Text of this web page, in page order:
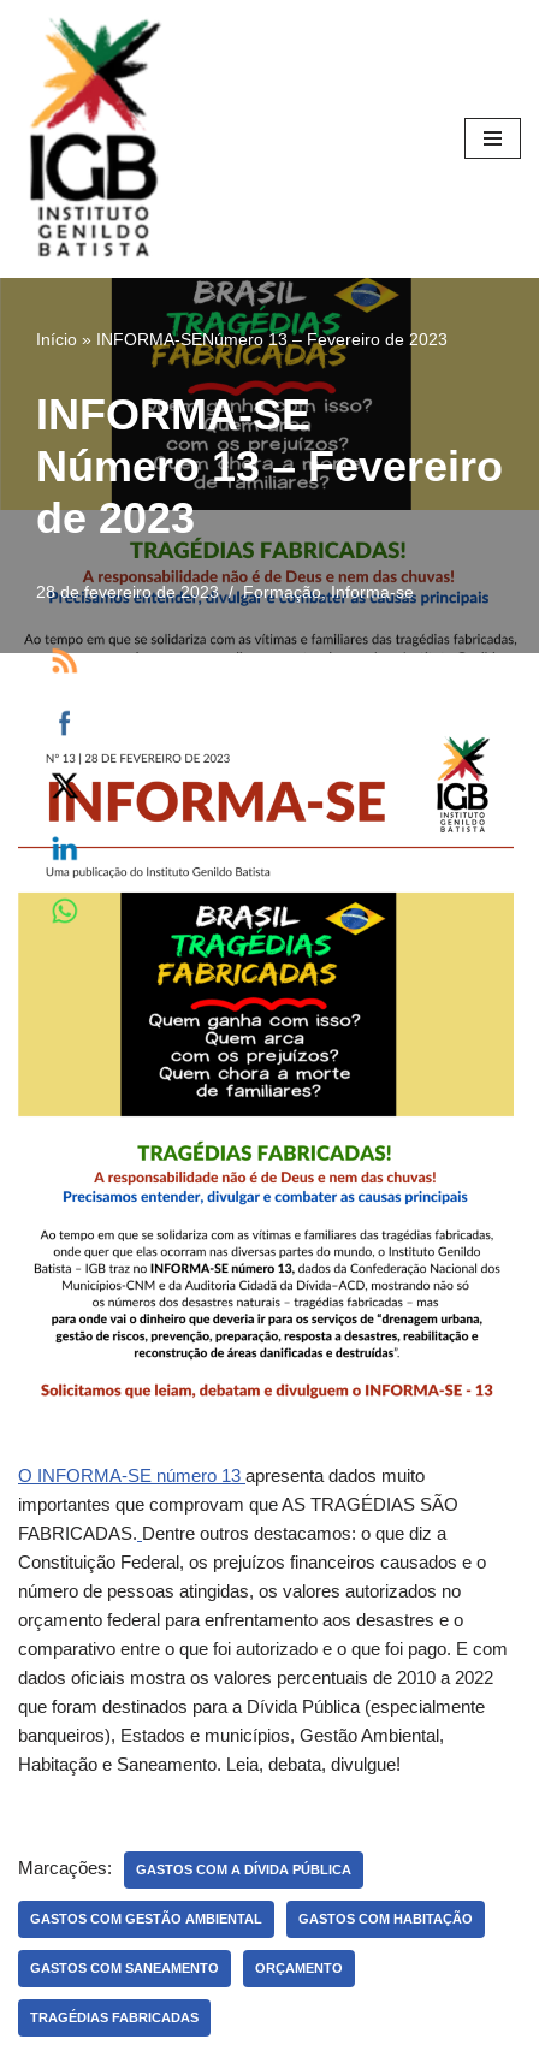
para
conteúdo
Início » INFORMA-SENúmero 13 – Fevereiro de 2023
INFORMA-SE
Número 13 – Fevereiro
de 2023
28 de fevereiro de 2023 Formação,Informa-se
O INFORMA-SE número 13 apresenta dados muito
importantes que comprovam que AS TRAGÉDIAS SÃO
FABRICADAS. Dentre outros destacamos: o que diz a
Constituição Federal, os prejuízos financeiros causados e o
número de pessoas atingidas, os valores autorizados no
orçamento federal para enfrentamento aos desastres e o
comparativo entre o que foi autorizado e o que foi pago. E com
dados oficiais mostra os valores percentuais de 2010 a 2022
que foram destinados para a Dívida Pública (especialmente
banqueiros), Estados e municípios, Gestão Ambiental,
Habitação e Saneamento. Leia, debata, divulgue!
Marcações: GASTOS COM A DÍVIDA PÚBLICA
GASTOS COM GESTÃO AMBIENTAL GASTOS COM HABITAÇÃO
GASTOS COM SANEAMENTO ORÇAMENTO
TRAGÉDIAS FABRICADAS